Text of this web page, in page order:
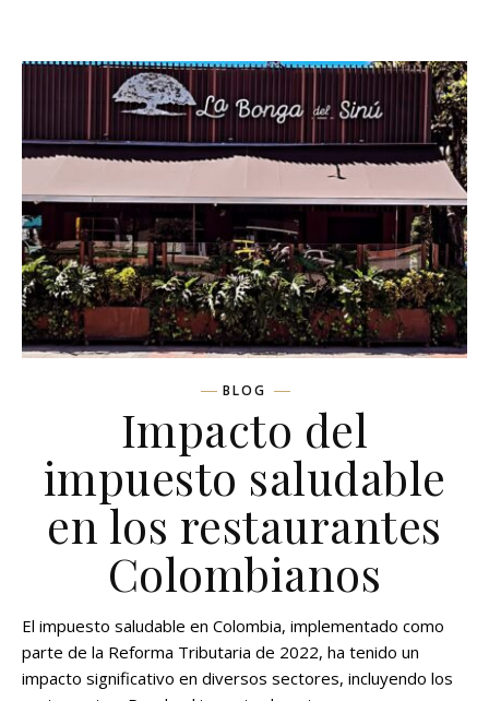
BLOG
Impacto del
impuesto saludable
en los restaurantes
Colombianos
El impuesto saludable en Colombia, implementado como
parte de la Reforma Tributaria de 2022, ha tenido un
impacto significativo en diversos sectores, incluyendo los